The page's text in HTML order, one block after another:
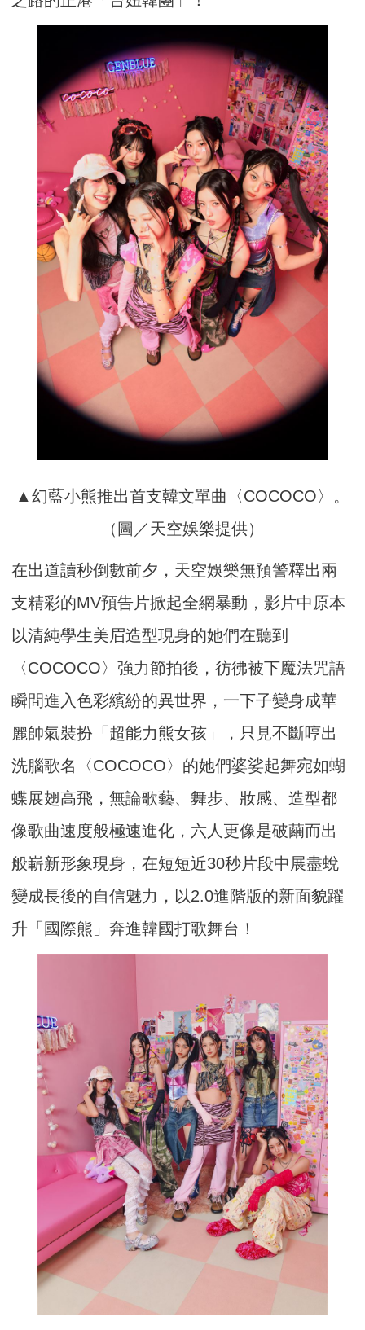
▲幻藍小熊推出首支韓文單曲〈COCOCO〉。
（圖／天空娛樂提供）
在出道讀秒倒數前夕，天空娛樂無預警釋出兩
支精彩的MV預告片掀起全網暴動，影片中原本
以清純學生美眉造型現身的她們在聽到
〈COCOCO〉強力節拍後，彷彿被下魔法咒語
瞬間進入色彩繽紛的異世界，一下子變身成華
麗帥氣裝扮「超能力熊女孩」，只見不斷哼出
洗腦歌名〈COCOCO〉的她們婆娑起舞宛如蝴
蝶展翅高飛，無論歌藝、舞步、妝感、造型都
像歌曲速度般極速進化，六人更像是破繭而出
般嶄新形象現身，在短短近30秒片段中展盡蛻
變成長後的自信魅力，以2.0進階版的新面貌躍
升「國際熊」奔進韓國打歌舞台！